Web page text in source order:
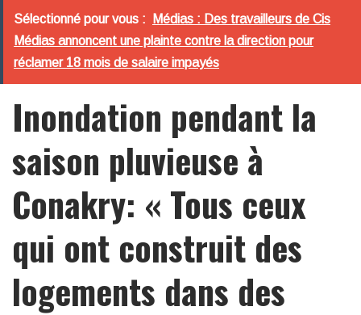
Sélectionné pour vous :
Médias : Des travailleurs de Cis
Médias annoncent une plainte contre la direction pour
réclamer 18 mois de salaire impayés
Inondation pendant la
saison pluvieuse à
Conakry: « Tous ceux
qui ont construit des
logements dans des